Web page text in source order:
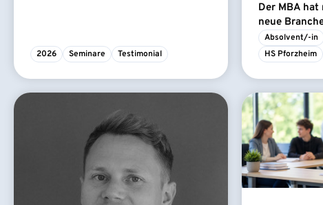
2026 Seminare Testimonial
Der MBA hat
neue
Absolvent/-in
HS Pforzheim